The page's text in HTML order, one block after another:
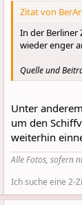
n
Zitat von
In der Berliner
wieder enger
Quelle und
Unter
um den
weiterhin
Alle Fotos, sofern
Ich suche eine 2-